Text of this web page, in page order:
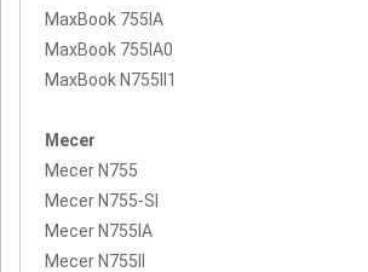
MaxBook 755IA
MaxBook 755IA0
MaxBook N755II1
Mecer
Mecer N755
Mecer N755-SI
Mecer N755IA
Mecer N755II